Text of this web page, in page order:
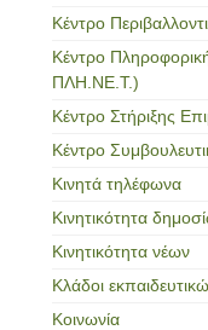
Κέντρο
Κέντρο
ΠΛΗ.ΝΕ.Τ.)
Κέντρο Στήριξης
Κέντρο
Κινητά τηλέφωνα
Κινητικότητα
Κινητικότητα νέων
Κλάδοι
Κοινωνία